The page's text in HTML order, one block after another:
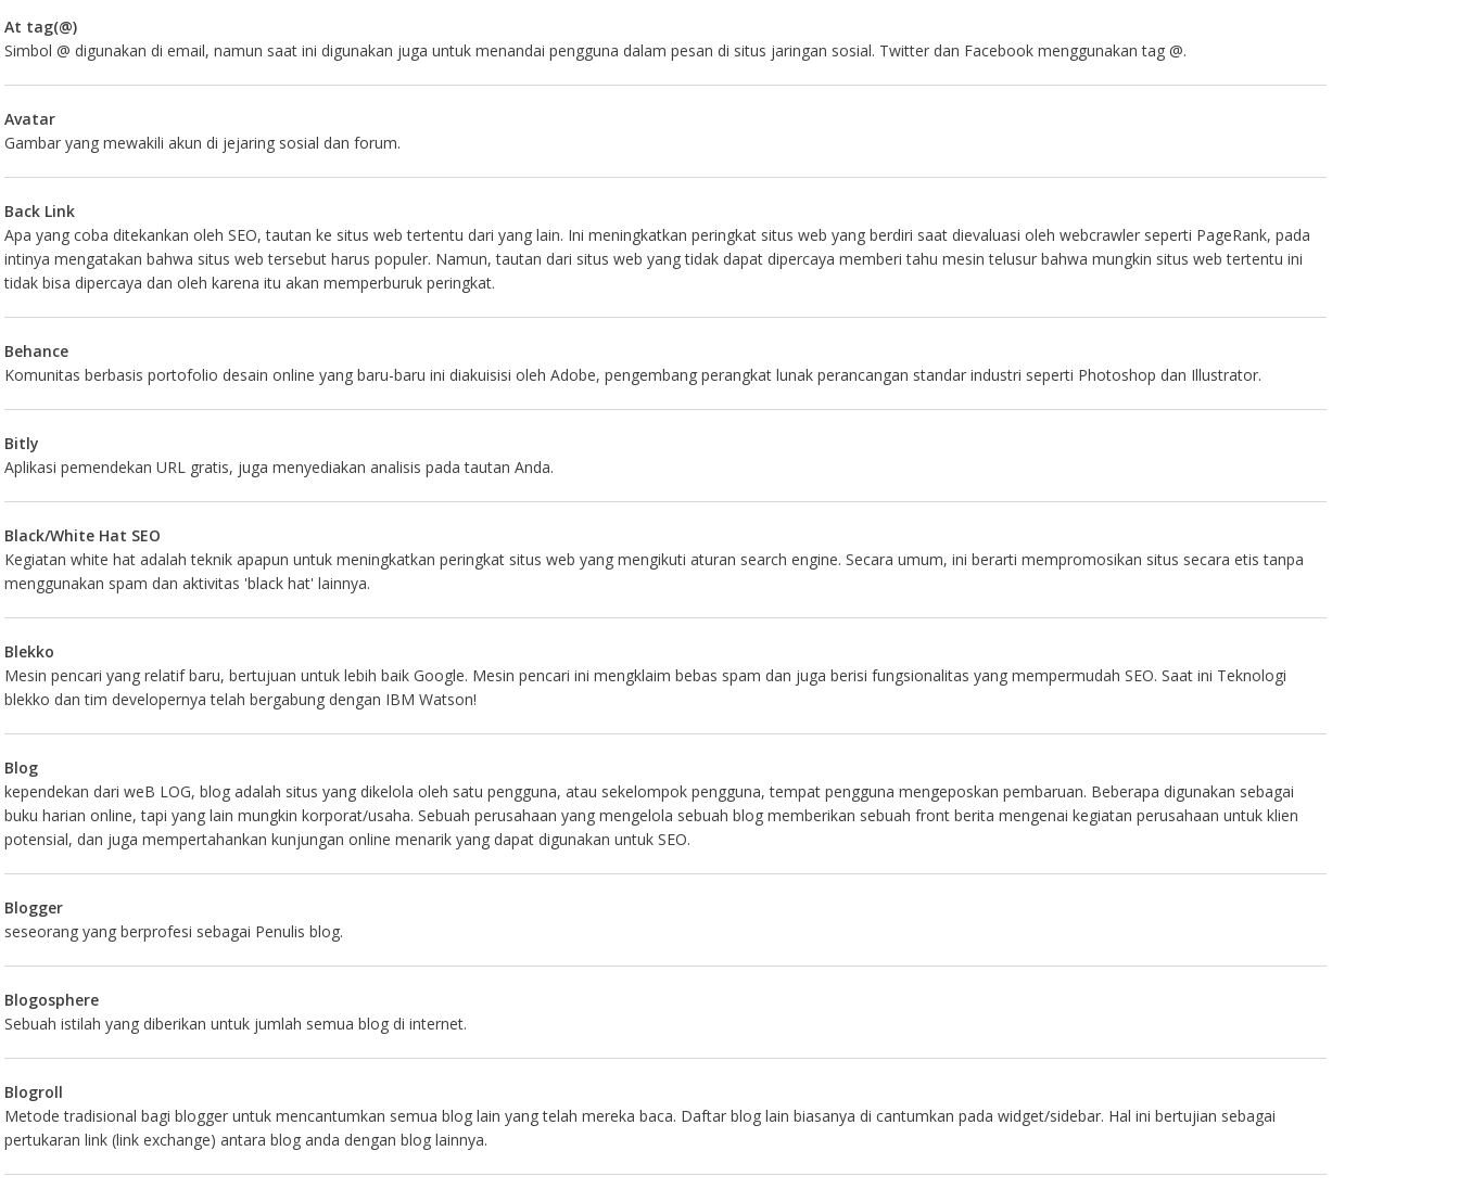
At tag(@)
Simbol @ digunakan di email, namun saat ini digunakan juga untuk menandai pengguna dalam pesan di situs jaringan sosial. Twitter dan Facebook menggunakan tag @.
Avatar
Gambar yang mewakili akun di jejaring sosial dan forum.
Back Link
Apa yang coba ditekankan oleh SEO, tautan ke situs web tertentu dari yang lain. Ini meningkatkan peringkat situs web yang berdiri saat dievaluasi oleh webcrawler seperti PageRank, pada
intinya mengatakan bahwa situs web tersebut harus populer. Namun, tautan dari situs web yang tidak dapat dipercaya memberi tahu mesin telusur bahwa mungkin situs web tertentu ini
tidak bisa dipercaya dan oleh karena itu akan memperburuk peringkat.
Behance
Komunitas berbasis portofolio desain online yang baru-baru ini diakuisisi oleh Adobe, pengembang perangkat lunak perancangan standar industri seperti Photoshop dan Illustrator.
Bitly
Aplikasi pemendekan URL gratis, juga menyediakan analisis pada tautan Anda.
Black/White Hat SEO
Kegiatan white hat adalah teknik apapun untuk meningkatkan peringkat situs web yang mengikuti aturan search engine. Secara umum, ini berarti mempromosikan situs secara etis tanpa
menggunakan spam dan aktivitas 'black hat' lainnya.
Blekko
Mesin pencari yang relatif baru, bertujuan untuk lebih baik Google. Mesin pencari ini mengklaim bebas spam dan juga berisi fungsionalitas yang mempermudah SEO. Saat ini Teknologi
blekko dan tim developernya telah bergabung dengan IBM Watson!
Blog
kependekan dari weB LOG, blog adalah situs yang dikelola oleh satu pengguna, atau sekelompok pengguna, tempat pengguna mengeposkan pembaruan. Beberapa digunakan sebagai
buku harian online, tapi yang lain mungkin korporat/usaha. Sebuah perusahaan yang mengelola sebuah blog memberikan sebuah front berita mengenai kegiatan perusahaan untuk klien
potensial, dan juga mempertahankan kunjungan online menarik yang dapat digunakan untuk SEO.
Blogger
seseorang yang berprofesi sebagai Penulis blog.
Blogosphere
Sebuah istilah yang diberikan untuk jumlah semua blog di internet.
Blogroll
Metode tradisional bagi blogger untuk mencantumkan semua blog lain yang telah mereka baca. Daftar blog lain biasanya di cantumkan pada widget/sidebar. Hal ini bertujian sebagai
pertukaran link (link exchange) antara blog anda dengan blog lainnya.